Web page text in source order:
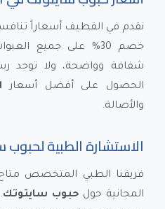
نقدم في القطيف أسعاراً
خصم 30% على جميع العبوات. أسعار
شفافة وواضحة، ولا توجد
الحصول على أفضل أسعار
والأصالة.
الاستشارة الطبية لحبوب
فريقنا الطبي المتخصص
المجانية حول حبوب سايتوتك